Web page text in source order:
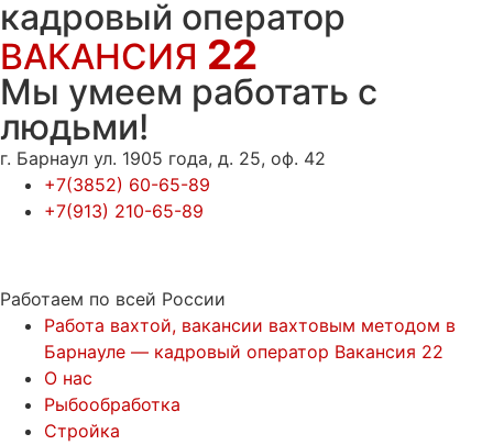
кадровый оператор
ВАКАНСИЯ 22
Мы умеем работать с
людьми!
г. Барнаул ул. 1905 года, д. 25, оф. 42
+7(3852) 60-65-89
+7(913) 210-65-89
Работаем по всей России
Работа вахтой, вакансии вахтовым методом в
Барнауле — кадровый оператор Вакансия 22
О нас
Рыбообработка
Стройка